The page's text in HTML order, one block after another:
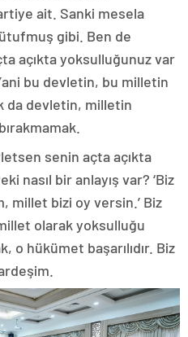
ait. Sanki mesela
gibi. Ben de
açıkta yoksulluğunuz var
bu devletin, bu milletin
da devletin, milletin
senin açta açıkta
nasıl bir anlayış var? ‘Biz
millet bizi oy versin.’ Biz
olarak yoksulluğu
o hükümet başarılıdır. Biz